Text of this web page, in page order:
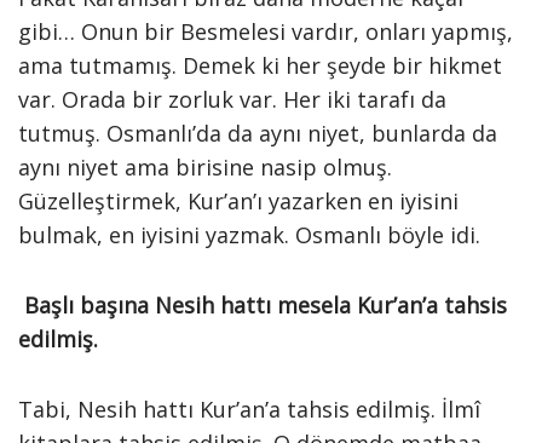
gibi… Onun bir Besmelesi vardır, onları yapmış,
ama tutmamış. Demek ki her şeyde bir hikmet
var. Orada bir zorluk var. Her iki tarafı da
tutmuş. Osmanlı’da da aynı niyet, bunlarda da
aynı niyet ama birisine nasip olmuş.
Güzelleştirmek, Kur’an’ı yazarken en iyisini
bulmak, en iyisini yazmak. Osmanlı böyle idi.
Başlı başına Nesih hattı mesela Kur’an’a tahsis
edilmiş.
Tabi, Nesih hattı Kur’an’a tahsis edilmiş. İlmî